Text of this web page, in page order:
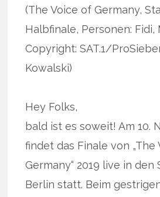
(The Voice of Germany,
Halbfinale, Personen: Fidi,
Copyright: SAT.1/
Kowalski)
Hey Folks,
bald ist es soweit! Am 10.
findet das Finale von „The
Germany“ 2019 live in den
Berlin statt. Beim